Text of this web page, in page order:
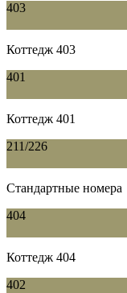
403
Коттедж 403
401
Коттедж 401
211/226
Стандартные номера
404
Коттедж 404
402